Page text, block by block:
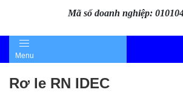
Mã số doanh nghiệp:
Menu
Rơ le RN IDEC